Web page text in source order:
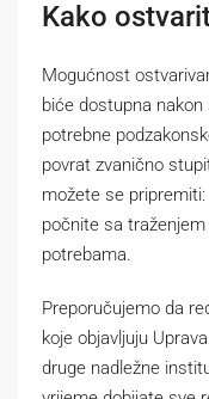
Kako
Mogućnost
biće dostupna
potrebne
povrat zvanično
možete se
počnite sa
potrebama.
Preporučujemo da
koje objavljuju
druge nadležne